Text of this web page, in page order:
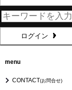
ログイン
menu
CONTACT(お問合せ)